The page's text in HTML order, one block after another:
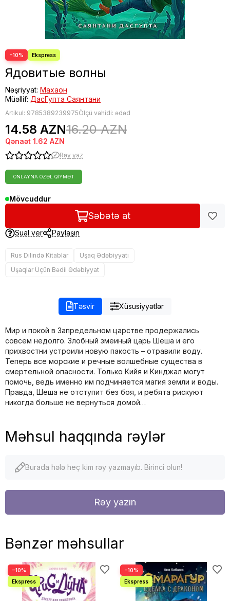
−10%
Ядовитые волны
Nəşriyyat: Махаон
Müəllif: ДасГупта Саянтани
Artikul: 9785389239975Ölçü vahidi: ədəd
14.58 AZN16.20 AZN
Qənaət 1.62 AZN
Rəy yaz
ONLAYNA ÖZƏL QIYMƏT
Mövcuddur
Səbətə at
Sual ver Paylaşın
Rus Dilində Kitablar
Uşaq Ədəbiyyatı
Uşaqlar Üçün Bədii Ədəbiyyat
Təsvir Xüsusiyyətlər
Мир и покой в Запредельном царстве продержались
совсем недолго. Злобный змеиный царь Шеша и его
прихвостни устроили новую пакость – отравили воду.
Теперь все морские и речные волшебные существа в
смертельной опасности. Только Кийя и Кинджал могут
помочь, ведь именно им подчиняется магия земли и воды.
Правда, Шеша не отступит без боя, и ребята рискуют
никогда больше не вернуться домой…
Məhsul haqqında rəylər
Burada hələ heç kim rəy yazmayıb. Birinci olun!
Rəy yazın
Bənzər məhsullar
−10% −10%